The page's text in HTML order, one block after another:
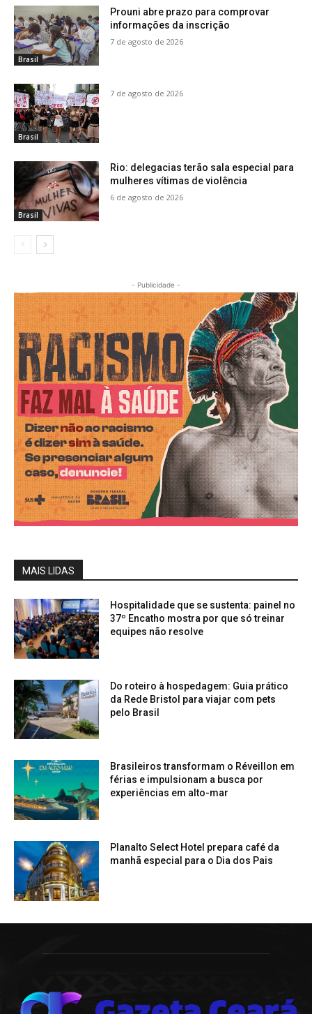
Brasil
Prouni abre prazo para comprovar
informações da inscrição
7 de agosto de 2026
Brasil
7 de agosto de 2026
Brasil
Rio: delegacias terão sala especial para
mulheres vítimas de violência
6 de agosto de 2026
- Publicidade -
MAIS LIDAS
Hospitalidade que se sustenta: painel no
37º Encatho mostra por que só treinar
equipes não resolve
Do roteiro à hospedagem: Guia prático
da Rede Bristol para viajar com pets
pelo Brasil
Brasileiros transformam o Réveillon em
férias e impulsionam a busca por
experiências em alto-mar
Planalto Select Hotel prepara café da
manhã especial para o Dia dos Pais